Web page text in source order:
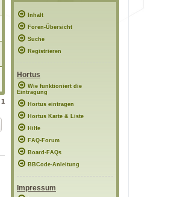
1
Inhalt
Foren-Übersicht
Suche
Registrieren
Hortus
Wie funktioniert die
Eintragung
Hortus eintragen
Hortus Karte & Liste
Hilfe
FAQ-Forum
Board-FAQs
BBCode-Anleitung
Impressum